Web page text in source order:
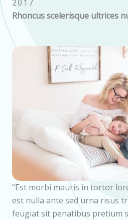
2017
Rhoncus scelerisque ultrices
“Est morbi mauris in tortor
est nulla ante sed urna risus
feugiat sit penatibus pretium